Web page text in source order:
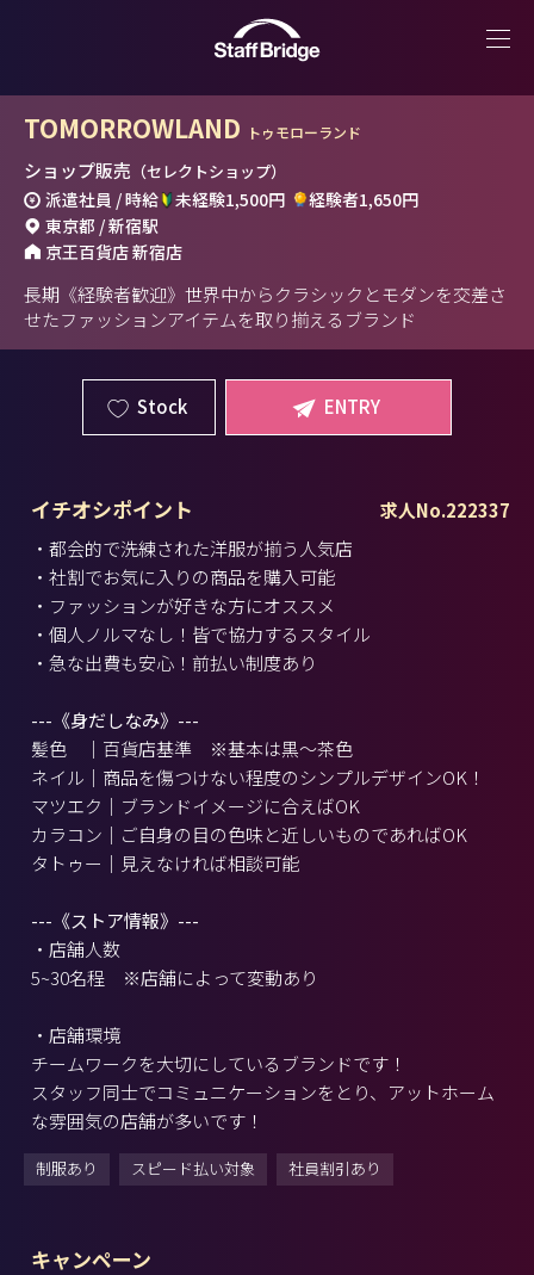
TOMORROWLAND トゥモローランド
ショップ販売 （セレクトショップ）
派遣社員 / 時給 未経験1,500円
経験者1,650円
東京都 / 新宿駅
京王百貨店 新宿店
長期《経験者歓迎》世界中からクラシックとモダンを交差さ
せたファッションアイテムを取り揃えるブランド
Stock ENTRY
求人No.222337
イチオシポイント
・都会的で洗練された洋服が揃う人気店
・社割でお気に入りの商品を購入可能
・ファッションが好きな方にオススメ
・個人ノルマなし！皆で協力するスタイル
・急な出費も安心！前払い制度あり
---《身だしなみ》---
髪色 ｜百貨店基準 ※基本は黒～茶色
ネイル｜商品を傷つけない程度のシンプルデザインOK！
マツエク｜ブランドイメージに合えばOK
カラコン｜ご自身の目の色味と近しいものであればOK
タトゥー｜見えなければ相談可能
---《ストア情報》---
・店舗人数
5~30名程 ※店舗によって変動あり
・店舗環境
チームワークを大切にしているブランドです！
スタッフ同士でコミュニケーションをとり、アットホーム
な雰囲気の店舗が多いです！
制服あり スピード払い対象 社員割引あり
キャンペーン